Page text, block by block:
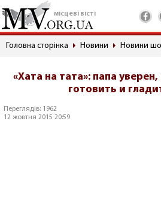
місцеві вісті
Головна сторінка Новини Новини
«Хата на тата»: папа
готовить и
Переглядів: 1962
12 жовтня 2015 20:59